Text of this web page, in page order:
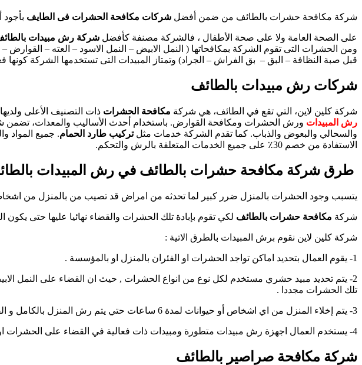
شركة مكافحة حشرات بالطائف من ضمن أفضل شركات مكافحة الحشرات فى الطايف بأجود
على الصحة العامة ولا على صحة الأطفال ، فالشركة مصنفة كأفضل شركة رش مبيدات
ومن الحشرات التى تقوم الشركة بمكافحاتها ( النمل الابيض – النمل الاسود – العته –
قبل صبة النظافة – البق – بق الفراش – الجراد) وتمتاز المبيدات التى تستخدمها الشركة
شركات رش مبيدات بالطائف
شركة كلين لاين، التي تقع في الطائف، هي شركة مكافحة الحشرات ذات التصنيف الأعلى
رش المبيدات ورش الحشرات ومكافحة القوارض. باستخدام أحدث الأساليب والمعدات، تضمن
والسحالي والبعوض والذباب. كما تقدم الشركة خدمات مثلتركيب طارد الحمام. جميع المواد
الاستفادة من خصم 30٪ على جميع الخدمات المتعلقة بالرش والتحكم.
طرق شركة مكافحة حشرات بالطائف في رش المبيدات
يتسبب وجود الحشرات بالمنزل ضرر كبير لما تحدثه من امراض قد تصيب من بالمنزل من اشخاص
شركة مكافحة حشرات بالطائف لكي تقوم بإبادة تلك الحشرات والقضاء نهائيا عليها حتى
شركة كلين لاين نقوم برش المبيدات بالطرق الاتية :
1- يقوم العمال بتحديد اماكن تواجد الحشرات او الفئران بالمنزل او بالمؤسسة .
2- يتم تحديد مبيد حشري مستخدم لكل نوع من انواع الحشرات , حيث ان القضاء على النمل
تلك الحشرات مجددا .
3- يتم إخلاء المنزل من اي اشخاص أو حيوانات لمدة 6 ساعات حتي يتم رش المنزل بالكامل و القيام بتطهيره تماما حفاظا على صحتهم العامة .
4- يستخدم العمال اجهزة رش مبيدات متطورة ومبيدات ذات فعالية في القضاء على الحشرات او الفئران نهائيا .
شركة مكافحة صراصير بالطائف